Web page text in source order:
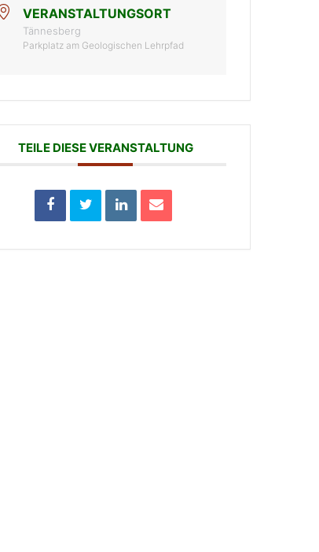
VERANSTALTUNGSORT
Tännesberg
Parkplatz am Geologischen Lehrpfad
TEILE DIESE VERANSTALTUNG